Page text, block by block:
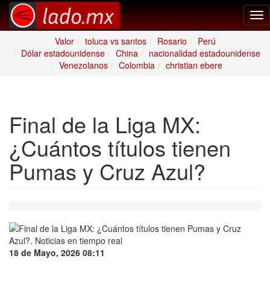
Valor
toluca vs santos Rosario
Perú
Dólar estadounidense
China
nacionalidad estadounidense
Venezolanos
Colombia christian ebere
Final de la Liga MX:
¿Cuántos títulos tienen
Pumas y Cruz Azul?
18 de Mayo, 2026 08:11